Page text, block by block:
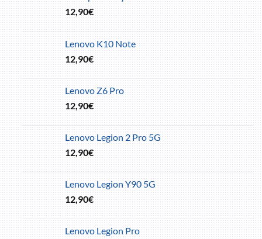
12,90€
Lenovo K10 Note
12,90€
Lenovo Z6 Pro
12,90€
Lenovo Legion 2 Pro 5G
12,90€
Lenovo Legion Y90 5G
12,90€
Lenovo Legion Pro